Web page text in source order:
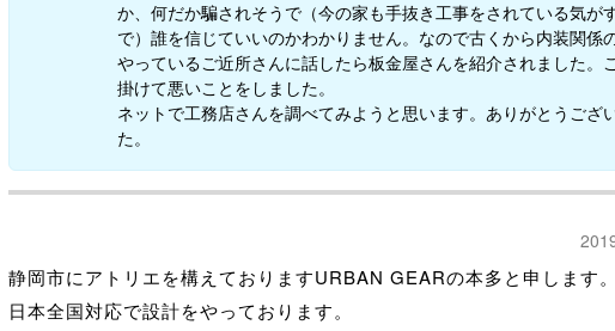
か、何だか騙されそうで（今の家も手抜き工事をされている気が
で）誰を信じていいのかわかりません。なので古くから内装関係
やっているご近所さんに話したら板金屋さんを紹介されました。
掛けて悪いことをしました。
ネットで工務店さんを調べてみようと思います。ありがとうござ
た。
静岡市にアトリエを構えておりますURBAN GEARの本多と申します。
日本全国対応で設計をやっております。